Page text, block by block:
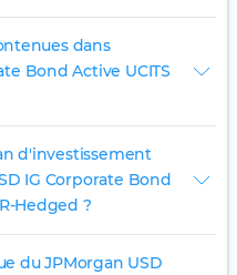
dans
Bond Active UCITS
d'investissement
IG Corporate Bond
Hedged ?
du JPMorgan USD